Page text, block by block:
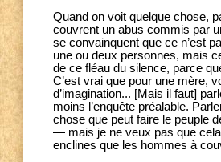
Quand on voit quelque chose,
couvrent un abus commis par
se convainquent que ce n’est
une ou deux personnes, mais
de ce fléau du silence, parce
C’est vrai que pour une mère,
d’imagination... [Mais il faut]
moins l’enquête préalable.
chose que peut faire le peuple
— mais je ne veux pas que
enclines que les hommes à